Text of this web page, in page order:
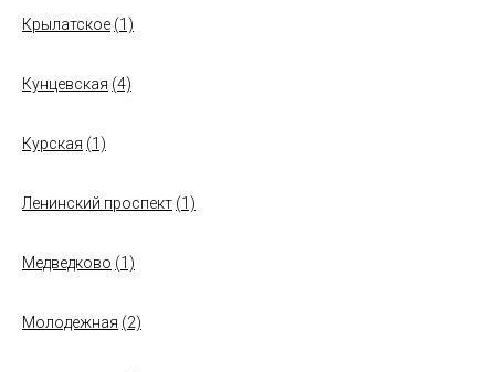
Крылатское (1)
Кунцевская (4)
Курская (1)
Ленинский проспект (1)
Медведково (1)
Молодежная (2)